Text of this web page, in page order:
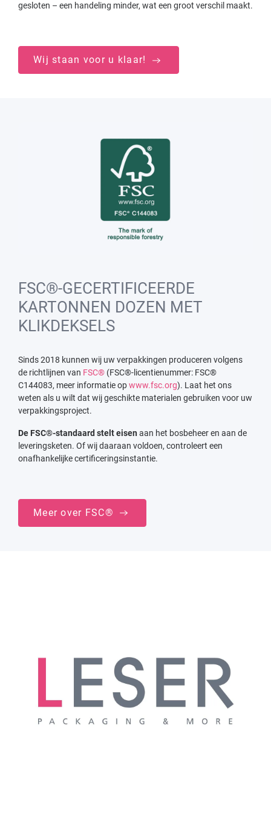
gesloten – een handeling minder, wat een groot verschil maakt.
Wij staan voor u klaar!
FSC®-GECERTIFICEERDE
KARTONNEN DOZEN MET
KLIKDEKSELS
Sinds 2018 kunnen wij uw verpakkingen produceren volgens
de richtlijnen van FSC® (FSC®-licentienummer: FSC®
C144083, meer informatie opwww.fsc.org). Laat het ons
weten als u wilt dat wij geschikte materialen gebruiken voor uw
verpakkingsproject.
De FSC®-standaard stelt eisen aan het bosbeheer en aan de
leveringsketen. Of wij daaraan voldoen, controleert een
onafhankelijke certificeringsinstantie.
Meer over FSC®